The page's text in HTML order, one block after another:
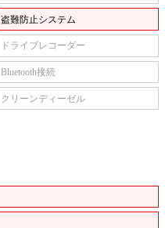
盗難防止システム
ドライブレコーダー
Bluetooth接続
クリーンディーゼル